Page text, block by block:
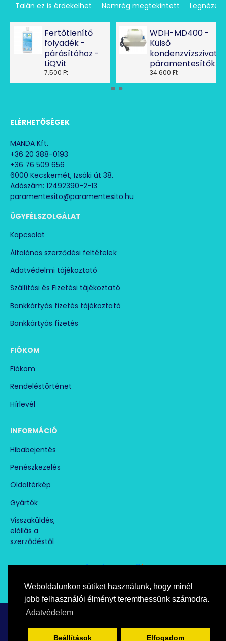
Weboldalunkon sütiket használunk, hogy minél
jobb felhasználói élményt teremthessünk számodra.
Adatvédelem
Beállítások Elfogadom
Talán ez is érdekelhet Nemrég megtekintett
Fertőtlenítő
folyadék -
párásítóhoz -
LiQVit
7.500 Ft
WDH-MD400 -
Külső
34.600 Ft
ELÉRHETŐSÉGEK
MANDA Kft.
+36 20 388-0193
+36 76 509 656
6000 Kecskemét, Izsáki út 38.
Adószám: 12492390-2-13
paramentesito@paramentesito.hu
ÜGYFÉLSZOLGÁLAT
Kapcsolat
Általános szerződési feltételek
Adatvédelmi tájékoztató
Szállítási és Fizetési tájékoztató
Bankkártyás fizetés tájékoztató
Bankkártyás fizetés
FIÓKOM
Fiókom
Rendeléstörténet
Hírlevél
INFORMÁCIÓ
Hibabejentés
Penészkezelés
Oldaltérkép
Gyártók
Visszaküldés,
elállás a
szerződéstől
Árukereső.hu
marketplace partner
Copyright © paramentesito.hu, All Rights Reserved